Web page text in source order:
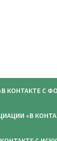
КОНТАКТЕ С
«В